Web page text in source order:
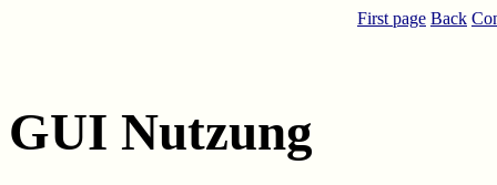
First page Back
GUI Nutzung